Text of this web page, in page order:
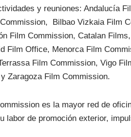
y reuniones: Andalucía
Bilbao Vizkaia Film
Film Commission, Catalan
Film Office, Menorca Film
Film Commission, Vigo
Zaragoza Film Commission.
es la mayor red de
labor de promoción exterior,